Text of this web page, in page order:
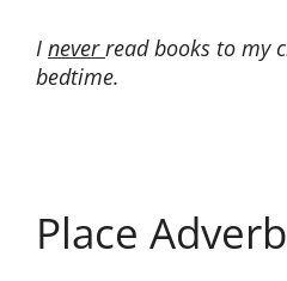
I neverread books to my
bedtime.
Place